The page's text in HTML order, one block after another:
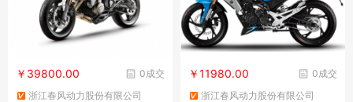
0成交
￥39800.00
浙江春风动力股份有限公司
0成交
￥11980.00
浙江春风动力股份有限公司